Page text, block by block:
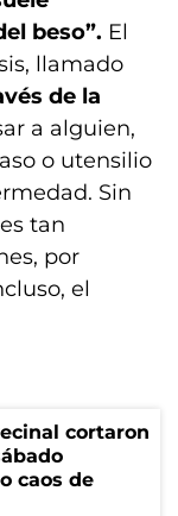
beso”. El
llamado
de la
a alguien,
o utensilio
Sin
tan
por
el
cortaron
caos de